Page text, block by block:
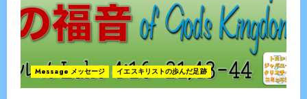
Message メッセージ イエスキリストの歩んだ足跡